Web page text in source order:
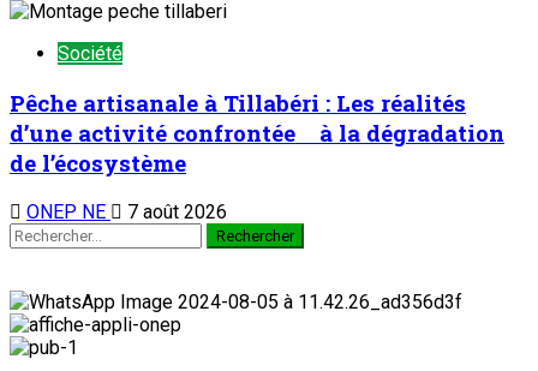
Société
Pêche artisanale à Tillabéri : Les réalités
d’une activité confrontée à la dégradation
de l’écosystème
ONEP NE 7 août 2026